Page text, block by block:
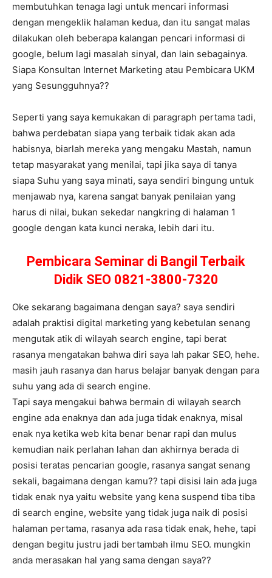
membutuhkan tenaga lagi untuk mencari informasi
dengan mengeklik halaman kedua, dan itu sangat malas
dilakukan oleh beberapa kalangan pencari informasi di
google, belum lagi masalah sinyal, dan lain sebagainya.
Siapa Konsultan Internet Marketing atau Pembicara UKM
yang Sesungguhnya??
Seperti yang saya kemukakan di paragraph pertama tadi,
bahwa perdebatan siapa yang terbaik tidak akan ada
habisnya, biarlah mereka yang mengaku Mastah, namun
tetap masyarakat yang menilai, tapi jika saya di tanya
siapa Suhu yang saya minati, saya sendiri bingung untuk
menjawab nya, karena sangat banyak penilaian yang
harus di nilai, bukan sekedar nangkring di halaman 1
google dengan kata kunci neraka, lebih dari itu.
Pembicara Seminar di Bangil Terbaik
Didik SEO 0821-3800-7320
Oke sekarang bagaimana dengan saya? saya sendiri
adalah praktisi digital marketing yang kebetulan senang
mengutak atik di wilayah search engine, tapi berat
rasanya mengatakan bahwa diri saya lah pakar SEO, hehe.
masih jauh rasanya dan harus belajar banyak dengan para
suhu yang ada di search engine.
Tapi saya mengakui bahwa bermain di wilayah search
engine ada enaknya dan ada juga tidak enaknya, misal
enak nya ketika web kita benar benar rapi dan mulus
kemudian naik perlahan lahan dan akhirnya berada di
posisi teratas pencarian google, rasanya sangat senang
sekali, bagaimana dengan kamu?? tapi disisi lain ada juga
tidak enak nya yaitu website yang kena suspend tiba tiba
di search engine, website yang tidak juga naik di posisi
halaman pertama, rasanya ada rasa tidak enak, hehe, tapi
dengan begitu justru jadi bertambah ilmu SEO. mungkin
anda merasakan hal yang sama dengan saya??